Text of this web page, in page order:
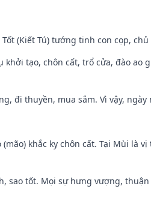
Tốt (Kiết Tú) tướng tinh con cọp,
khởi tạo, chôn cất, trổ cửa, đào
đi thuyền, mua sắm. Vì vậy,
khắc kỵ chôn cất. Tại Mùi là
sao tốt. Mọi sự hưng vượng,